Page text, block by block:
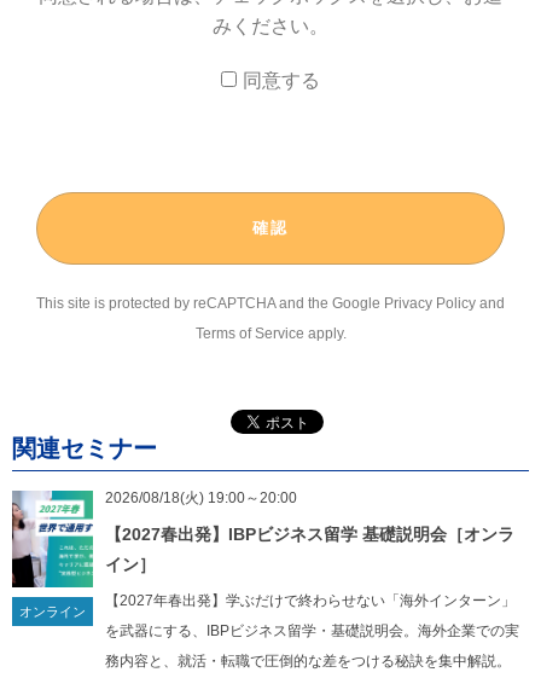
１）個人情報を利用する目的
(2) 留学情報に関わるダイレクトメールやメールマガジンの送付
２）個人情報の第三者提供について
取得した個人情報は、第三者に提供することはありません。
３）個人情報の委託について
当社は、個人情報取扱い業務の一部または全部を外部委託することが
４）取得の任意性について
当社への個人情報の提供は、任意となります。但し、個人情報の一部
を提供していただけない場合は当社が提供するサービスがご利用にな
れないことがあります。
５）個人情報の開示等の請求について
当社に提供して頂いた個人情報について、利用目的の通知、個人情報
の開示、訂正、項目の追加または削除、消去や利用停止、提供停止を
みください。
同意する
This site is protected by reCAPTCHA and the Google Privacy Policy and
Terms of Service apply.
関連セミナー
オンライン
2026/08/18(火) 19:00～20:00
【2027春出発】IBPビジネス留学 基礎説明会［オンラ
イン］
【2027年春出発】学ぶだけで終わらせない「海外インターン」
を武器にする、IBPビジネス留学・基礎説明会。海外企業での実
務内容と、就活・転職で圧倒的な差をつける秘訣を集中解説。